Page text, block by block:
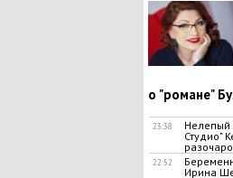
о "романе"
23:38
Нелепый
Студио"
22:52
Ирина